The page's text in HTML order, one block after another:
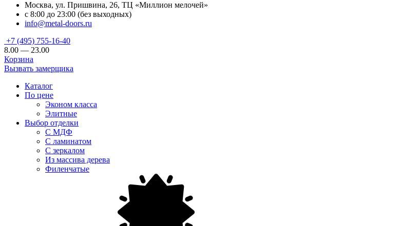
Москва, ул. Пришвина, 26, ТЦ «Миллион мелочей»
с 8:00 до 23:00 (без выходных)
info@metal-doors.ru
+7 (495) 755-16-40
8.00 — 23.00
Корзина
Вызвать замерщика
Каталог
По цене
Эконом класса
Элитные
Выбор отделки
С МДФ
С ламинатом
С зеркалом
Из массива дерева
Филенчатые